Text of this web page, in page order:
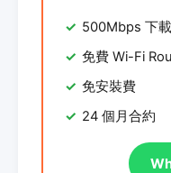
500Mbps 下
免費 Wi-Fi
免安裝費
24 個月合約